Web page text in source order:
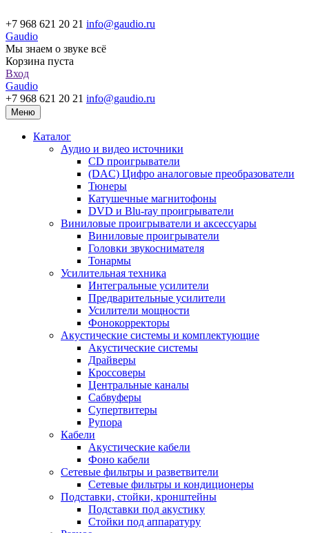
+7 968 621 20 21 info@gaudio.ru
Gaudio
Мы знаем о звуке всё
Корзина пуста
Вход
Gaudio
+7 968 621 20 21 info@gaudio.ru
Меню
Каталог
Аудио и видео источники
CD проигрыватели
(DAC) Цифро аналоговые преобразователи
Тюнеры
Катушечные магнитофоны
DVD и Blu-ray проигрыватели
Виниловые проигрыватели и аксессуары
Виниловые проигрыватели
Головки звукоснимателя
Тонармы
Усилительная техника
Интегральные усилители
Предварительные усилители
Усилители мощности
Фонокорректоры
Акустические системы и комплектующие
Акустические системы
Драйверы
Кроссоверы
Центральные каналы
Сабвуферы
Супертвитеры
Рупора
Кабели
Акустические кабели
Фоно кабели
Сетевые фильтры и разветвители
Сетевые фильтры и кондиционеры
Подставки, стойки, кронштейны
Подставки под акустику
Стойки под аппаратуру